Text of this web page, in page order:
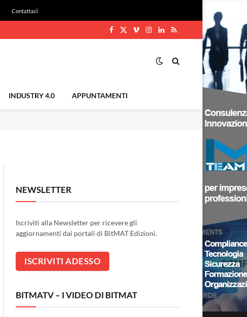
Contattaci
Facebook
X
VimeoInstagram
LinkedIn
RSS
INDUSTRY 4.0 APPUNTAMENTI
NEWSLETTER
Iscriviti alla Newsletter per ricevere gli
aggiornamenti dai portali di BitMAT Edizioni.
BITMATV – I VIDEO DI BITMAT